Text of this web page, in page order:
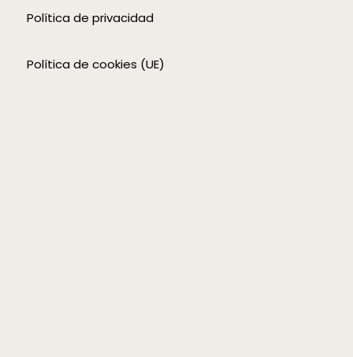
Política de privacidad
Política de cookies (UE)